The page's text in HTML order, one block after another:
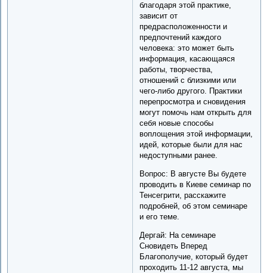
благодаря этой практике,
зависит от
предрасположенности и
предпочтений каждого
человека: это может быть
информация, касающаяся
работы, творчества,
отношений с близкими или
чего-либо другого. Практики
перепросмотра и сновидения
могут помочь нам открыть для
себя новые способы
воплощения этой информации,
идей, которые были для нас
недоступными ранее.
Вопрос: В августе Вы будете
проводить в Киеве семинар по
Тенсегрити, расскажите
подробней, об этом семинаре
и его теме.
Дергай: На семинаре
Сновидеть Вперед
Благополучие, который будет
проходить 11-12 августа, мы